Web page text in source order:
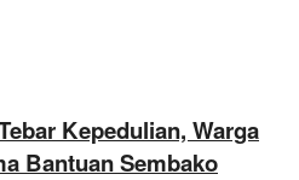
Kepedulian, Warga
Bantuan Sembako